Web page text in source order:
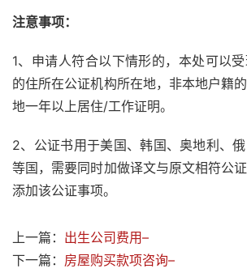
注意事项：
1、申请人符合以下情形的，本处可以
的住所在公证机构所在地，非本地户籍
地一年以上居住/工作证明。
2、公证书用于美国、韩国、奥地利、
等国，需要同时加做译文与原文相符公
添加该公证事项。
上一篇： 出生公司费用–
下一篇： 房屋购买款项咨询–